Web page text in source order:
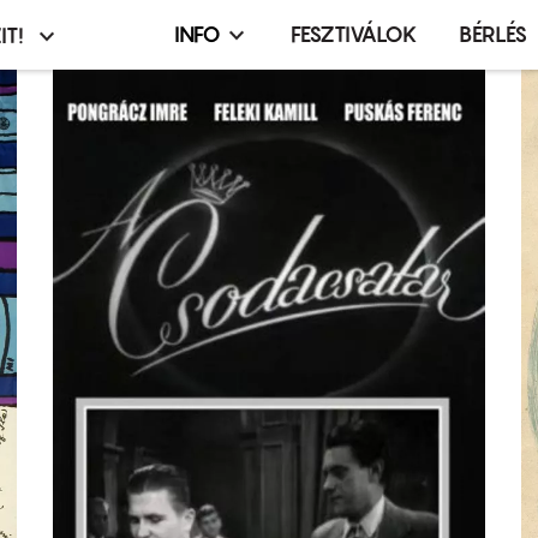
Infó,
terembérlés
menü
INFO FESZTIVÁLOK BÉRLÉS